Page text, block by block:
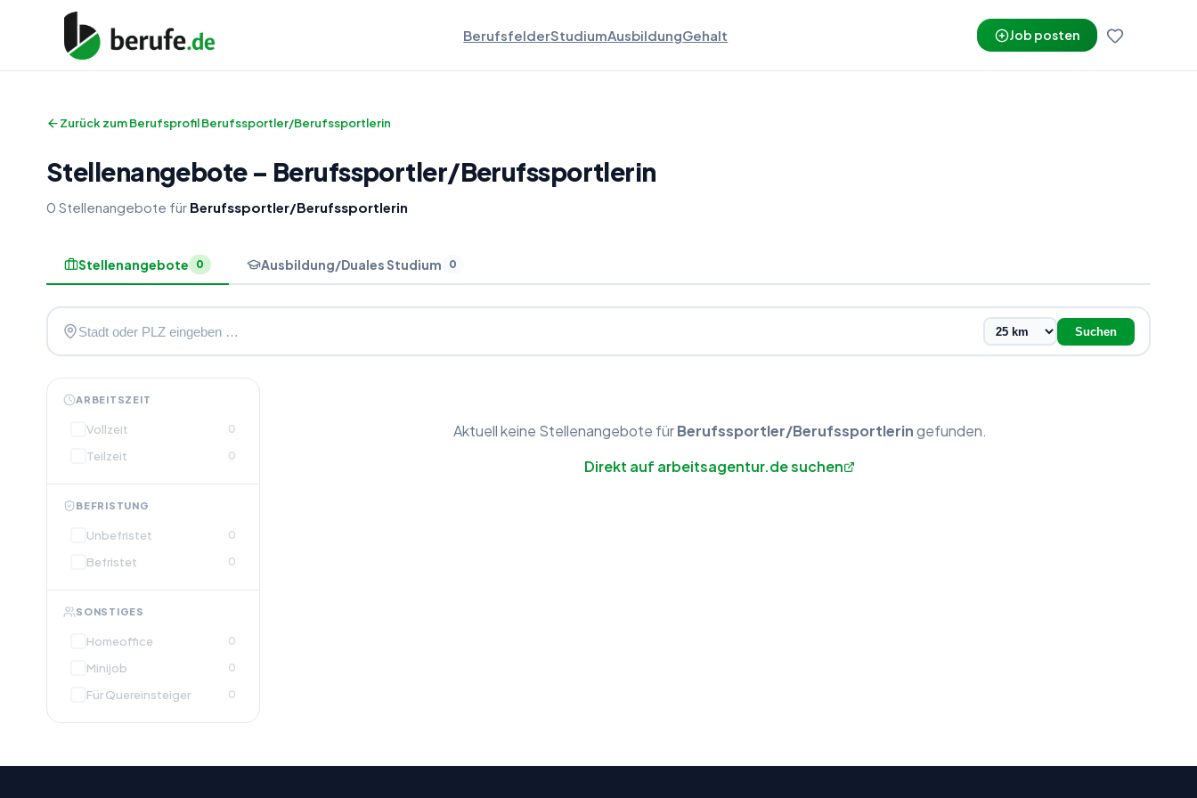
BerufsfelderStudiumAusbildungGehalt Job posten
Zurück zum BerufsprofilBerufssportler/Berufssportlerin
Stellenangebote– Berufssportler/Berufssportlerin
0 Stellenangebote für Berufssportler/Berufssportlerin
Stellenangebote 0 Ausbildung/Duales Studium 0
Suchen
ARBEITSZEIT
Vollzeit 0
Teilzeit 0
BEFRISTUNG
Unbefristet 0
Befristet 0
SONSTIGES
Homeoffice 0
Minijob 0
Für Quereinsteiger 0
Aktuell keine Stellenangebote fürBerufssportler/Berufssportleringefunden.
Direkt auf arbeitsagentur.de suchen